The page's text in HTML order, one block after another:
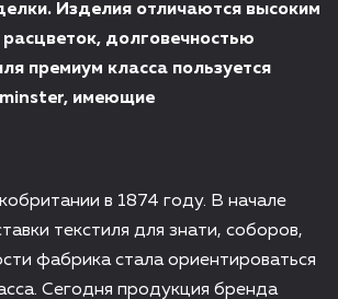
Изделия отличаются высоким
долговечностью
премиум класса пользуется
имеющие
в 1874 году. В начале
текстиля для знати, соборов,
фабрика стала ориентироваться
Сегодня продукция бренда